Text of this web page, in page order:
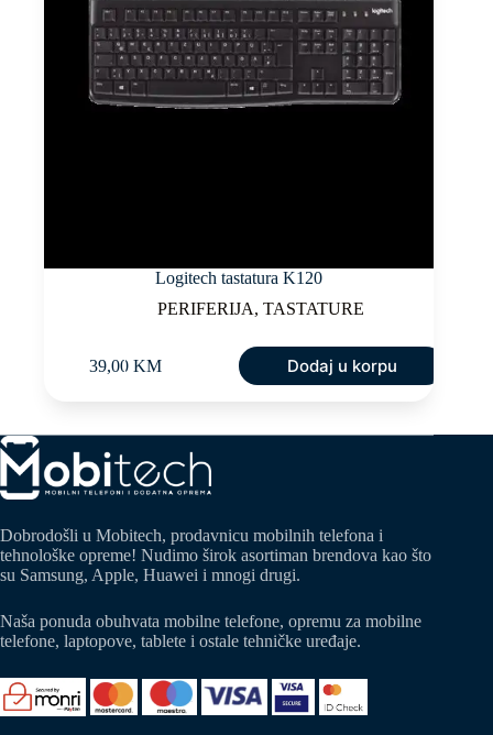
Logitech tastatura K120
PERIFERIJA,TASTATURE
39,00 KM Dodaj u korpu
Dobrodošli u Mobitech, prodavnicu mobilnih telefona i
tehnološke opreme! Nudimo širok asortiman brendova kao što
su Samsung, Apple, Huawei i mnogi drugi.
Naša ponuda obuhvata mobilne telefone, opremu za mobilne
telefone, laptopove, tablete i ostale tehničke uređaje.